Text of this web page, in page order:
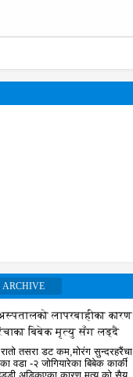
ARCHIVE
लापरबाहीका कारण
बिबेक मृत्यु सँग लड्दै
तसरा डट कम,मोरंग सुन्दरहरैंचा
वडा -२ जोगियारेका बिबेक कार्की